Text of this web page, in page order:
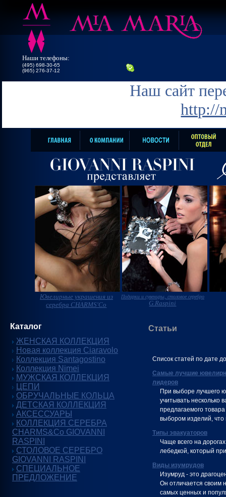
Наши телефоны:
(495) 698-30-65
(965) 276-37-12
Наш сайт
http://
Ювелирные украшения из
серебра CHARMS'Co
Подарки и сувениры, столовое серебро
G.Raspini
Каталог
ЖЕНСКАЯ КОЛЛЕКЦИЯ
Новая коллекция Ciaravolo
Коллекция Santagostino
Коллекция Nimei
МУЖСКАЯ КОЛЛЕКЦИЯ
ЦЕПИ
ОБРУЧАЛЬНЫЕ КОЛЬЦА
ДЕТСКАЯ КОЛЛЕКЦИЯ
АКСЕССУАРЫ
КОЛЛЕКЦИЯ СЕРЕБРА
CHARMS&Co GIOVANNI
RASPINI
СТОЛОВОЕ СЕРЕБРО
GIOVANNI RASPINI
СПЕЦИАЛЬНОЕ
ПРЕДЛОЖЕНИЕ
Статьи
Список статей по дате
Самые лучшие
лидеров
При выборе лучшего
учитывать несколько
предлагаемого
выбором изделий, что
Типы эвакуаторов
Чаще всего на
лебедкой, который
Виды изумрудов
Изумруд - это
Он отличается своим
самых ценных и